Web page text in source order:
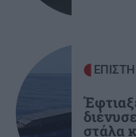
στάλα